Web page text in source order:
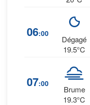
06:00
Dégagé
19.5°C
07:00
Brume
19.3°C